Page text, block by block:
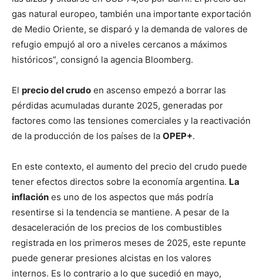
gas natural europeo, también una importante exportación
de Medio Oriente, se disparó y la demanda de valores de
refugio empujó al oro a niveles cercanos a máximos
históricos”, consignó la agencia Bloomberg.
El precio del crudo en ascenso empezó a borrar las
pérdidas acumuladas durante 2025, generadas por
factores como las tensiones comerciales y la reactivación
de la producción de los países de la OPEP+.
En este contexto, el aumento del precio del crudo puede
tener efectos directos sobre la economía argentina. La
inflación es uno de los aspectos que más podría
resentirse si la tendencia se mantiene. A pesar de la
desaceleración de los precios de los combustibles
registrada en los primeros meses de 2025, este repunte
puede generar presiones alcistas en los valores
internos. Es lo contrario a lo que sucedió en mayo,